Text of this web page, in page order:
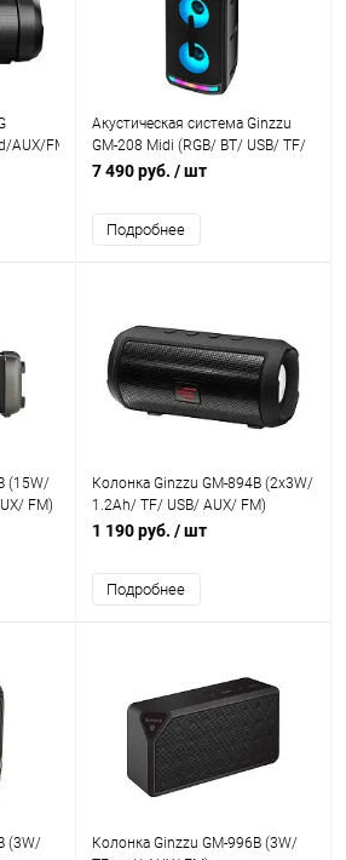
AUX/FM/IPX5)
Акустическая система Ginzzu
GM-208 Midi (RGB/ BT/ USB/ TF/
FM/ ДУ)
7 490 руб. / шт
Подробнее
(15W/
FM)
Колонка Ginzzu GM-894B (2x3W/
1.2Ah/ TF/ USB/ AUX/ FM)
1 190 руб. / шт
Подробнее
(3W/
Колонка Ginzzu GM-996B (3W/